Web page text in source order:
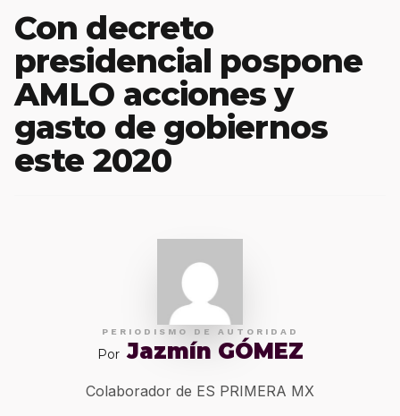
Con decreto
presidencial pospone
AMLO acciones y
gasto de gobiernos
este 2020
PERIODISMO DE AUTORIDAD
Por Jazmín GÓMEZ
Colaborador de ES PRIMERA MX